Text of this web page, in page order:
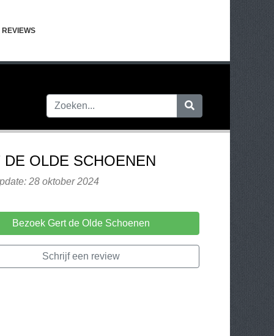
REVIEWS
DE OLDE SCHOENEN
28 oktober 2024
Bezoek Gert de Olde Schoenen
Schrijf een review